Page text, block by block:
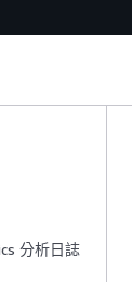
本
分析日誌